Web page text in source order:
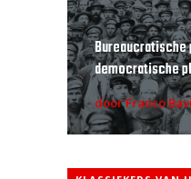
Bureaucratische
democratische
door Franco